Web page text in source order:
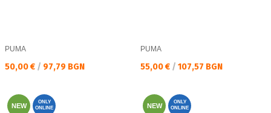
PUMA
Текуща цена:
50,00 € / 97,79 BGN
PUMA
Текуща цена:
55,00 € / 107,57 BGN
NEW
ONLY
ONLINE
NEW
ONLY
ONLINE